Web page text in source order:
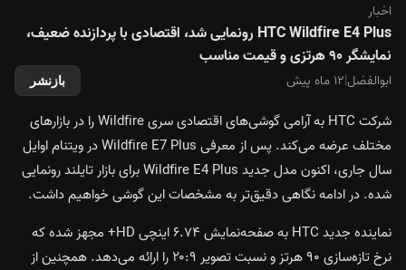
اخبار
HTC Wildfire E4 Plus رونمایی شد، اقتصادی با پردازنده ضعیف،
نمایشگر ۹۰ هرتزی و قیمت مناسب
ابوالفضل|۱۲ ماه پیش بازنشر
شرکت HTC به آرامی گوشی‌های اقتصادی سری Wildfire را در بازارهای
مختلف عرضه می‌کند. پس از معرفی Wildfire E7 Plus در ویتنام اوایل
سال جاری، اکنون مدل جدید Wildfire E4 Plus برای بازار تایلند رونمایی
شده. در ادامه نگاهی دقیق‌تر به مشخصات این گوشی خواهیم داشت.
نماینده جدید HTC به صفحه‌نمایش ۶.۷۴ اینچی HD+ مجهز شده که
نرخ تازه‌سازی ۹۰ هرتز و نسبت تصویر ۲۰:۹ را ارائه می‌دهد. همچنین از